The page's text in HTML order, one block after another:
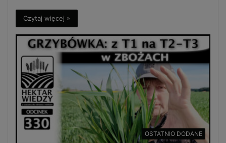
Czytaj więcej »
OSTATNIO DODANE